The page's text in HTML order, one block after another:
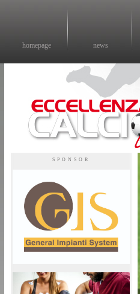
homepage news
SPONSOR